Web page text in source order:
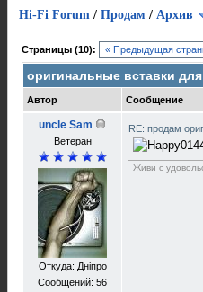
Hi-Fi Forum / Продам / Архив
Страницы (10): « Предыдущая
оригинальные вставки
Автор Сообщение
uncle Sam
Ветеран
Откуда: Днiпро
Сообщений: 56
RE: продам
Живи с